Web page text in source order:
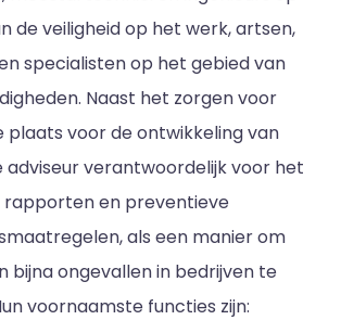
de veiligheid op het werk, artsen,
specialisten op het gebied van
Naast het zorgen voor
plaats voor de ontwikkeling van
adviseur verantwoordelijk voor het
rapporten en preventieve
als een manier om
bijna ongevallen in bedrijven te
voornaamste functies zijn: